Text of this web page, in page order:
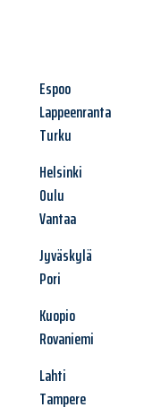
Espoo
Lappeenranta
Turku
Helsinki
Oulu
Vantaa
Jyväskylä
Pori
Kuopio
Rovaniemi
Lahti
Tampere